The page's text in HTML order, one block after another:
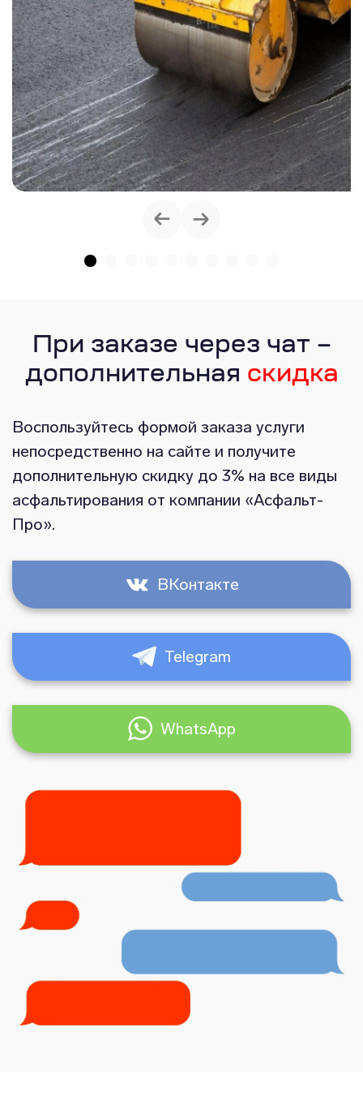
При заказе через чат –
дополнительная скидка
Воспользуйтесь формой заказа услуги
непосредственно на сайте и получите
дополнительную скидку до 3% на все виды
асфальтирования от компании «Асфальт-
Про».
ВКонтакте
Telegram
WhatsApp